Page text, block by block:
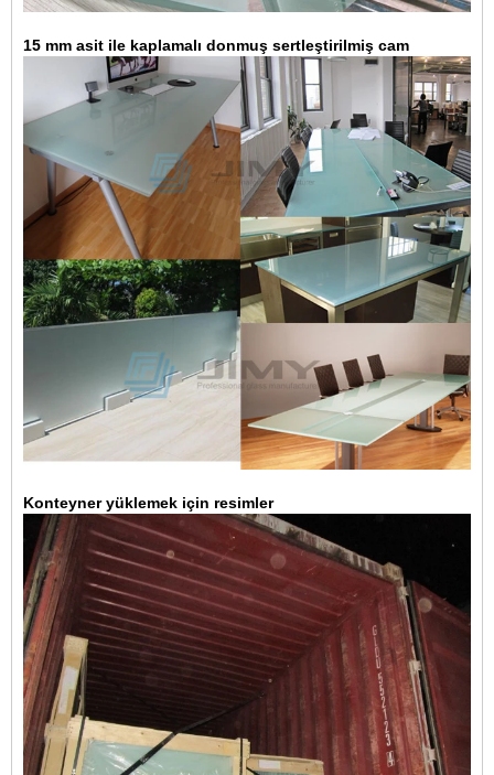
15 mm asit ile kaplamalı donmuş sertleştirilmiş cam
Konteyner yüklemek için resimler